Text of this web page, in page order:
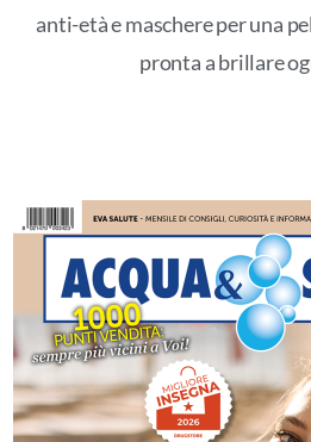
anti-età e maschere per una
pronta a brillare